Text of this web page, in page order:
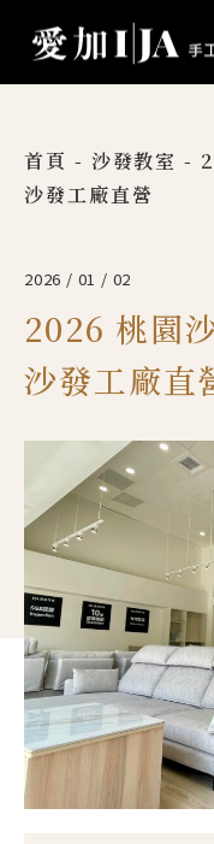
首頁 - 沙發教室 -
沙發工廠直營
2026 / 01 / 02
2026 桃園
沙發工廠直